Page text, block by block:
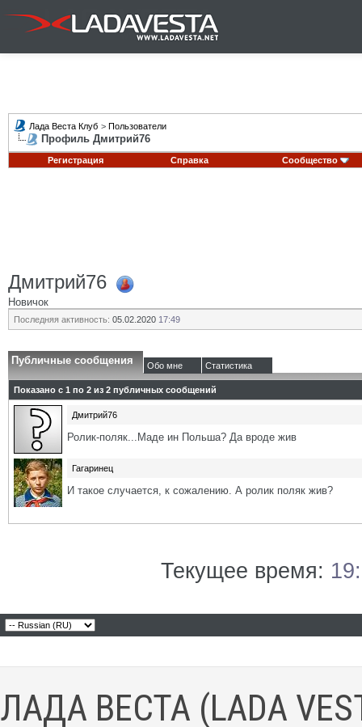
Лада Веста Клуб > Пользователи
Профиль Дмитрий76
Регистрация Справка Сообщество
Дмитрий76
Новичок
Последняя активность: 05.02.2020 17:49
Публичные сообщения Обо мне Статистика
Показано с 1 по 2 из 2 публичных сообщений
Дмитрий76
Ролик-поляк...Маде ин Польша? Да вроде жив
Гагаринец
И такое случается, к сожалению. А ролик поляк жив?
Текущее время:
ЛАДА ВЕСТА (LADA